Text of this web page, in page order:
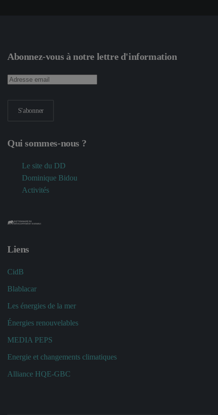
Abonnez-vous à notre lettre d'information
S'abonner
Qui sommes-nous ?
Le site du DD
Dominique Bidou
Activités
Liens
CidB
Blablacar
Les énergies de la mer
Énergies renouvelables
MEDIA PEPS
Energie et changements climatiques
Alliance HQE-GBC